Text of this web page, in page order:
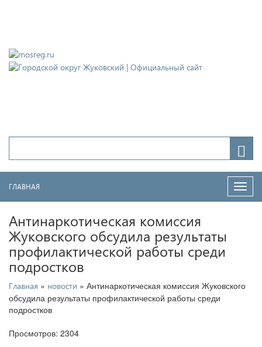
ГЛАВНАЯ
Антинаркотическая комиссия
Жуковского обсудила результаты
профилактической работы среди
подростков
Главная » новости » Антинаркотическая комиссия Жуковского
обсудила результаты профилактической работы среди
подростков
Просмотров: 2304